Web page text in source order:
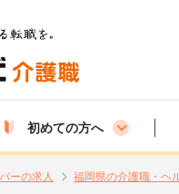
初めての方へ
ーの求人 福岡県の介護職・ヘ